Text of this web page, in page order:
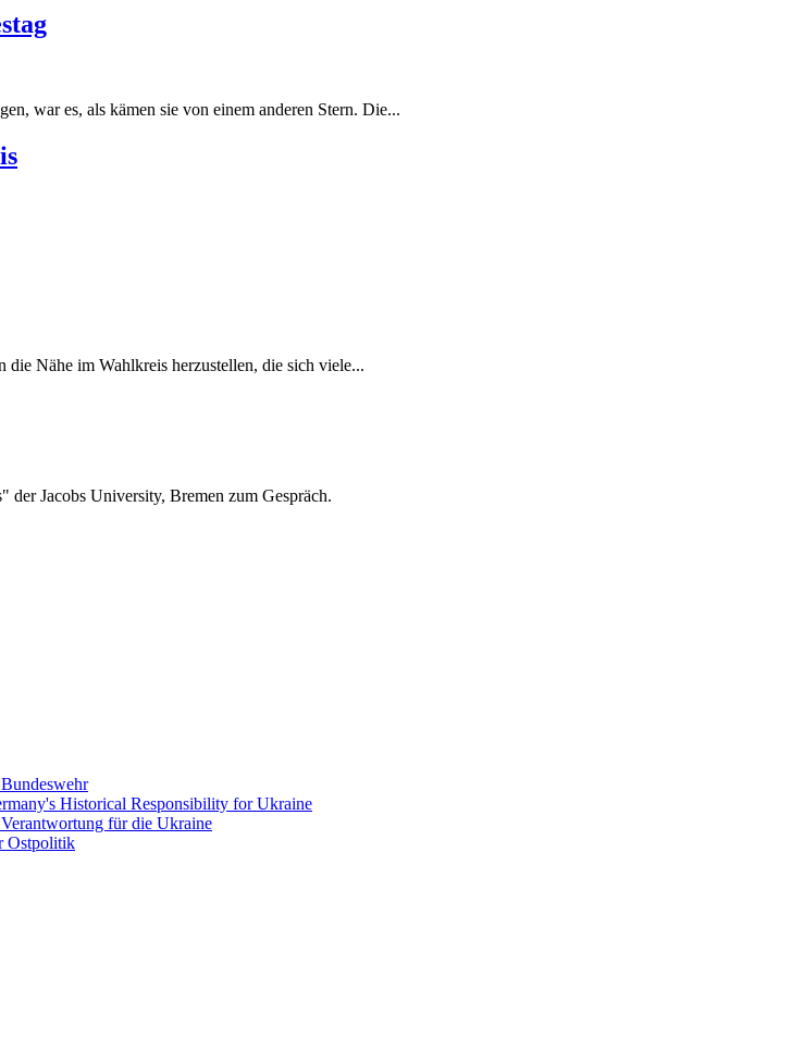
war es, als kämen sie von einem anderen Stern. Die...
Nähe im Wahlkreis herzustellen, die sich viele...
Jacobs University, Bremen zum Gespräch.
Historical Responsibility for Ukraine
für die Ukraine
Ostpolitik